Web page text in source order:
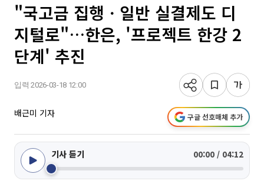
"국고금 집행ㆍ일반 실결제도 디
지털로"…한은, '프로젝트 한강 2
단계' 추진
입력 2026-03-18 12:00
배근미 기자 구글 선호매체 추가
기사 듣기 00:00 / 04:12